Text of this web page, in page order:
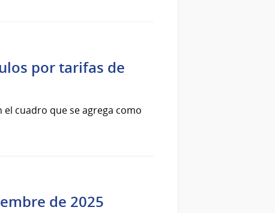
por tarifas de
cuadro que se agrega como
de 2025